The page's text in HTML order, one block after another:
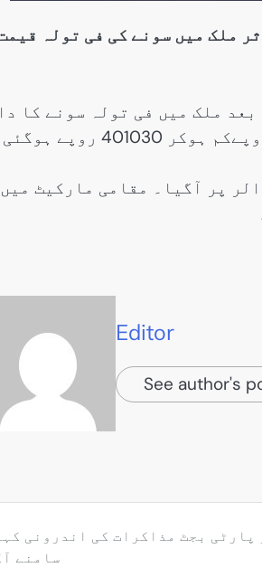
ملک میں سونے کی فی تولہ
ملک میں فی تولہ سونے کا
مارکیٹ میں 86 ڈالر کی کمی سے فی اونس سونا 4454 ڈالر پر آگیا۔ مقامی مارکیٹ میں
Editor
See author's
پارٹی بجٹ مذاکرات کی اندرونی
سامنے